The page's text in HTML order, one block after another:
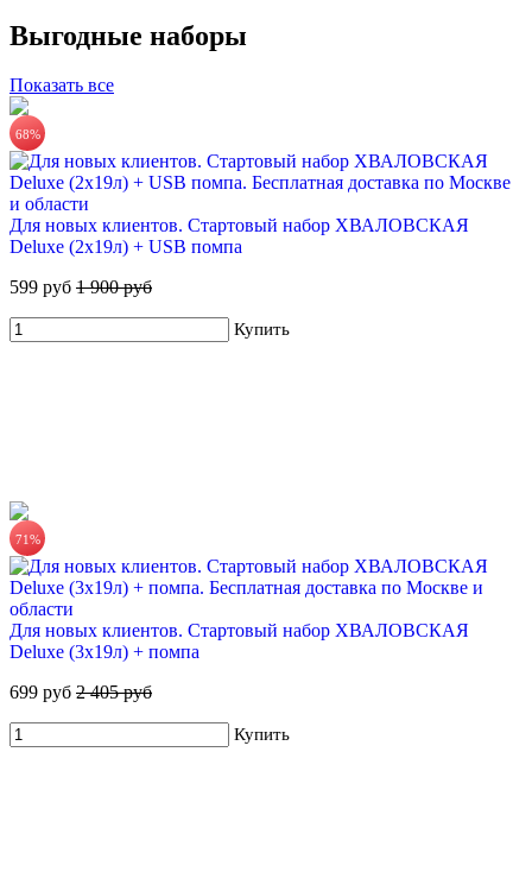
735 руб.
ЧЕРНОГОЛОВКА питьевая вода 19л
Выгодные наборы
Показать все
68%
Для новых клиентов. Стартовый набор ХВАЛОВСКАЯ
Deluxe (2х19л) + USB помпа
599 руб 1 900 руб
Купить
71%
Для новых клиентов. Стартовый набор ХВАЛОВСКАЯ
Deluxe (3х19л) + помпа
699 руб 2 405 руб
Купить